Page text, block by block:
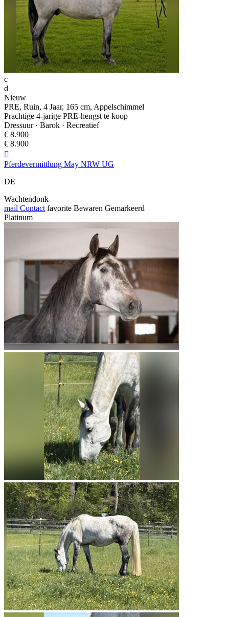
c
d
Nieuw
PRE, Ruin, 4 Jaar, 165 cm, Appelschimmel
Prachtige 4-jarige PRE-hengst te koop
Dressuur · Barok · Recreatief
€ 8.900
€ 8.900

Pferdevermittlung May NRW UG
DE
Wachtendonk
mail Contact favorite Bewaren Gemarkeerd
Platinum